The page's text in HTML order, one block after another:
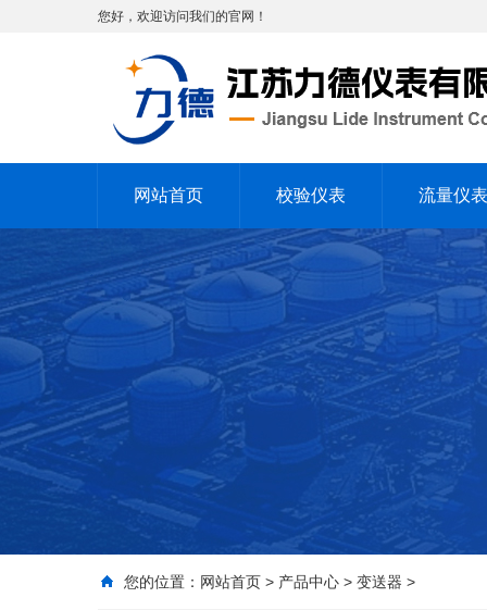
您好，欢迎访问我们的官网！
网站首页 校验仪表 流量仪表
您的位置： 网站首页 > 产品中心 > 变送器 >